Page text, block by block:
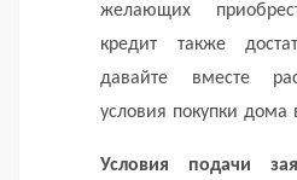
желающих
кредит также
давайте вместе
условия покупки дома
Условия подачи